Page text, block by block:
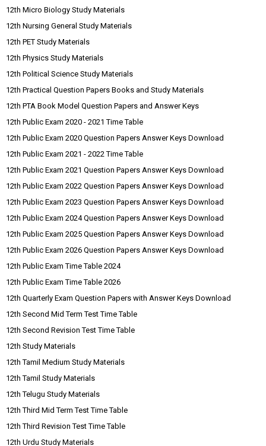
12th Micro Biology Study Materials
12th Nursing General Study Materials
12th PET Study Materials
12th Physics Study Materials
12th Political Science Study Materials
12th Practical Question Papers Books and Study Materials
12th PTA Book Model Question Papers and Answer Keys
12th Public Exam 2020 - 2021 Time Table
12th Public Exam 2020 Question Papers Answer Keys Download
12th Public Exam 2021 - 2022 Time Table
12th Public Exam 2021 Question Papers Answer Keys Download
12th Public Exam 2022 Question Papers Answer Keys Download
12th Public Exam 2023 Question Papers Answer Keys Download
12th Public Exam 2024 Question Papers Answer Keys Download
12th Public Exam 2025 Question Papers Answer Keys Download
12th Public Exam 2026 Question Papers Answer Keys Download
12th Public Exam Time Table 2024
12th Public Exam Time Table 2026
12th Quarterly Exam Question Papers with Answer Keys Download
12th Second Mid Term Test Time Table
12th Second Revision Test Time Table
12th Study Materials
12th Tamil Medium Study Materials
12th Tamil Study Materials
12th Telugu Study Materials
12th Third Mid Term Test Time Table
12th Third Revision Test Time Table
12th Urdu Study Materials